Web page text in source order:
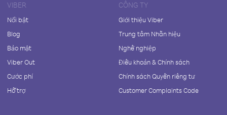
VIBER
Nổi bật
Blog
Bảo mật
Viber Out
Cước phí
Hỗ trợ
CÔNG TY
Giới thiệu Viber
Trung tâm Nhãn hiệu
Nghề nghiệp
Điều khoản & Chính sách
Chính sách Quyền riêng tư
Customer Complaints Code